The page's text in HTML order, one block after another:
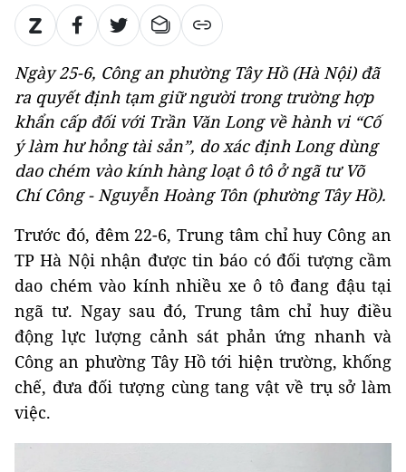
Ngày 25-6, Công an phường Tây Hồ (Hà Nội) đã
ra quyết định tạm giữ người trong trường hợp
khẩn cấp đối với Trần Văn Long về hành vi “Cố
ý làm hư hỏng tài sản”, do xác định Long dùng
dao chém vào kính hàng loạt ô tô ở ngã tư Võ
Chí Công - Nguyễn Hoàng Tôn (phường Tây Hồ).
Trước đó, đêm 22-6, Trung tâm chỉ huy Công an
TP Hà Nội nhận được tin báo có đối tượng cầm
dao chém vào kính nhiều xe ô tô đang đậu tại
ngã tư. Ngay sau đó, Trung tâm chỉ huy điều
động lực lượng cảnh sát phản ứng nhanh và
Công an phường Tây Hồ tới hiện trường, khống
chế, đưa đối tượng cùng tang vật về trụ sở làm
việc.